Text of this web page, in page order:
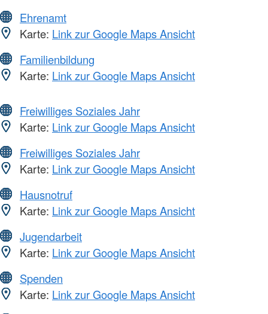
Ehrenamt
Karte: Link zur Google Maps Ansicht
Familienbildung
Karte: Link zur Google Maps Ansicht
Freiwilliges Soziales Jahr
Karte: Link zur Google Maps Ansicht
Freiwilliges Soziales Jahr
Karte: Link zur Google Maps Ansicht
Hausnotruf
Karte: Link zur Google Maps Ansicht
Jugendarbeit
Karte: Link zur Google Maps Ansicht
Spenden
Karte: Link zur Google Maps Ansicht